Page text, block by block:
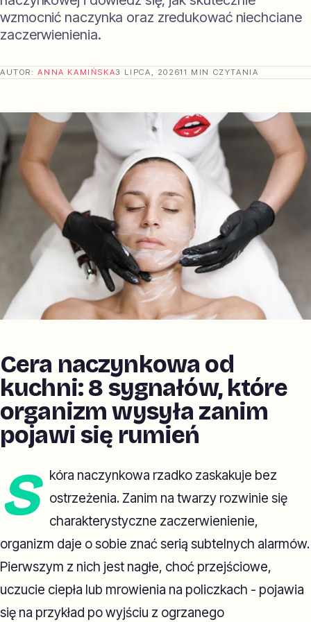
wzmocnić naczynka oraz zredukować niechciane
zaczerwienienia.
AUTOR:ANNA KAMIŃSKA3 LIPCA, 202611 MIN CZYTANIA
Cera naczynkowa od
kuchni: 8 sygnałów, które
organizm wysyła zanim
pojawi się rumień
S
kóra naczynkowa rzadko zaskakuje bez
ostrzeżenia. Zanim na twarzy rozwinie się
charakterystyczne zaczerwienienie,
organizm daje o sobie znać serią subtelnych alarmów.
Pierwszym z nich jest nagłe, choć przejściowe,
uczucie ciepła lub mrowienia na policzkach - pojawia
się na przykład po wyjściu z ogrzanego